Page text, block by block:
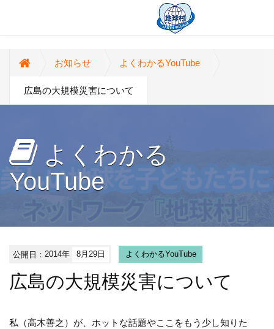
お知らせ よくわかるYouTube
広島の大規模災害について
よくわかる
YouTube
公開日：2014年 8月29日 よくわかるYouTube
広島の大規模災害について
私（高木善之）が、ホットな話題やここをもう少し知りた